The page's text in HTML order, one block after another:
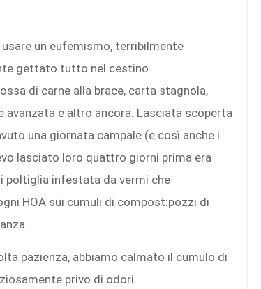
un eufemismo, terribilmente
gettato tutto nel cestino
di carne alla brace, carta stagnola,
avanzata e altro ancora. Lasciata scoperta
una giornata campale (e così anche i
lasciato loro quattro giorni prima era
poltiglia infestata da vermi che
HOA sui cumuli di compost:pozzi di
pazienza, abbiamo calmato il cumulo di
privo di odori.